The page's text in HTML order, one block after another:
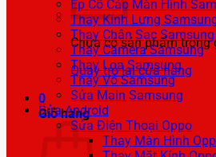
Chưa có sản phẩm trong
Quay trở lại cửa hàng
0
Giỏ hàng
Ép Cổ Cáp Màn Hình
Thay Kính Lưng
Thay Chân Sạc Samsung
Thay Camera Samsung
Thay Loa Samsung
Thay Vỏ Samsung
Sửa Main Samsung
Sửa Android
Sửa Điện Thoại Oppo
Thay Màn Hình